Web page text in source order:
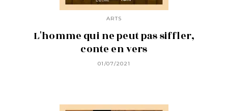
ARTS
L'homme qui ne peut pas siffler,
conte en vers
01/07/2021